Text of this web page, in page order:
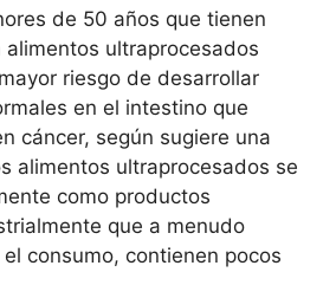
de 50 años que tienen
ultraprocesados
riesgo de desarrollar
en el intestino que
cáncer, según sugiere una
alimentos ultraprocesados ​​se
como productos
que a menudo
consumo, contienen pocos